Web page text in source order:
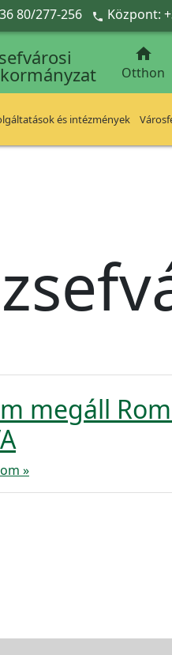
80/277-256  Központ:

Otthon
és intézmények
megáll
»